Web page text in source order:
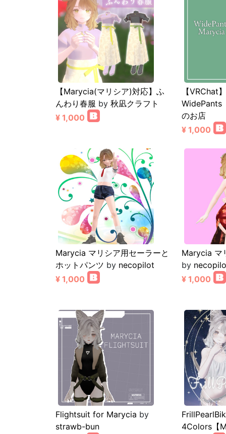
【Marycia(マリシア)対応】ふ
んわり春服 by 秋凪クラフト
¥ 1,000
【VRChat
WidePants
のお店
¥ 1,000
Marycia マリシア用セーラーと
ホットパンツ by necopilot
¥ 1,000
Marycia マ
by
¥ 1,000
Flightsuit for Marycia by
strawb-bun
4Colors【